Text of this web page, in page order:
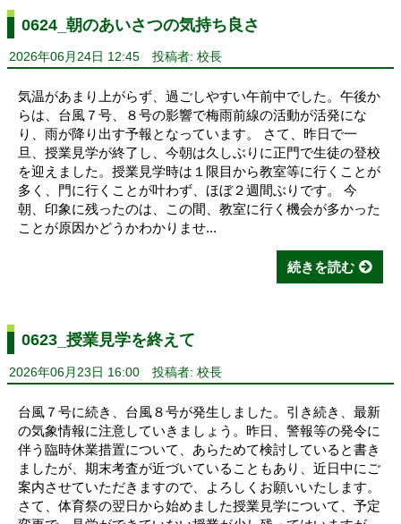
0624_朝のあいさつの気持ち良さ
2026年06月24日 12:45 投稿者: 校長
気温があまり上がらず、過ごしやすい午前中でした。午後か
らは、台風７号、８号の影響で梅雨前線の活動が活発にな
り、雨が降り出す予報となっています。 さて、昨日で一
旦、授業見学が終了し、今朝は久しぶりに正門で生徒の登校
を迎えました。授業見学時は１限目から教室等に行くことが
多く、門に行くことが叶わず、ほぼ２週間ぶりです。 今
朝、印象に残ったのは、この間、教室に行く機会が多かった
ことが原因かどうかわかりませ...
続きを読む
0623_授業見学を終えて
2026年06月23日 16:00 投稿者: 校長
台風７号に続き、台風８号が発生しました。引き続き、最新
の気象情報に注意していきましょう。昨日、警報等の発令に
伴う臨時休業措置について、あらためて検討していると書き
ましたが、期末考査が近づいていることもあり、近日中にご
案内させていただきますので、よろしくお願いいたします。
さて、体育祭の翌日から始めました授業見学について、予定